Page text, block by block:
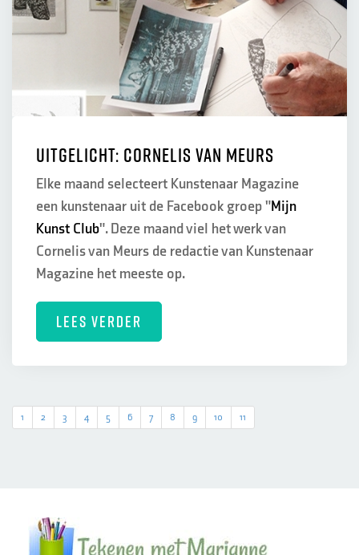
Uitgelicht: Cornelis van Meurs
Elke maand selecteert Kunstenaar Magazine
een kunstenaar uit de Facebook groep "Mijn
Kunst Club". Deze maand viel het werk van
Cornelis van Meurs de redactie van Kunstenaar
Magazine het meeste op.
LEES VERDER
1 2 3 4 5 6 7 8 9 10 11